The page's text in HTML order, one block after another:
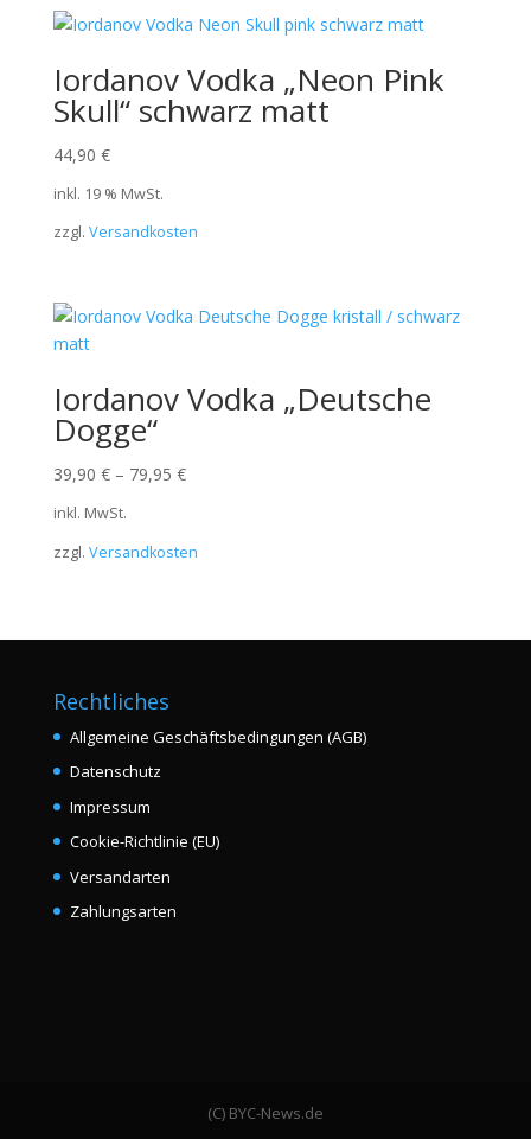
Iordanov Vodka „Neon Pink
Skull“ schwarz matt
44,90 €
inkl. 19 % MwSt.
zzgl. Versandkosten
Iordanov Vodka „Deutsche
Dogge“
39,90 €– 79,95 €
inkl. MwSt.
zzgl. Versandkosten
Rechtliches
Allgemeine Geschäftsbedingungen (AGB)
Datenschutz
Impressum
Cookie-Richtlinie (EU)
Versandarten
Zahlungsarten
(C) BYC-News.de